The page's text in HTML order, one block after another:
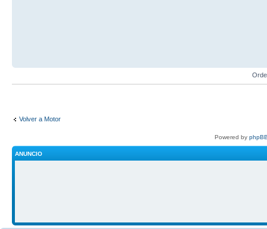
Volver a Motor
Powered by
ANUNCIO